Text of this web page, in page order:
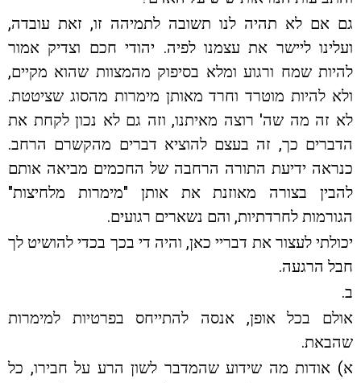
גם אם לא תהיה לנו תשובה לתמיהה זו, זאת עובדה,
ועלינו ליישר את עצמנו לפיה. יהודי חכם וצדיק אמור
להיות שמח ורגוע ומלא בסיפוק מהמצוות שהוא מקיים,
ולא להיות מוטרד וחרד מאותן מימרות מהסוג שציטטת.
לא זה מה שה' רוצה מאיתנו, וזה גם לא נכון לקחת את
הדברים כך, זה בעצם להוציא דברים מהקשרם הרחב.
כנראה ידיעת התורה הרחבה של החכמים מביאה אותם
להבין בצורה מאוזנת את אותן "מימרות מלחיצות"
הגורמות לחרדתיות, והם נשארים רגועים.
יכולתי לעצור את דבריי כאן, והיה די בכך בכדי להושיט לך
חבל הרגעה.
ב.
אולם בכל אופן, אנסה להתייחס בפרטיות למימרות
שהבאת.
א) אודות מה שידוע שהמדבר לשון הרע על חבירו, כל